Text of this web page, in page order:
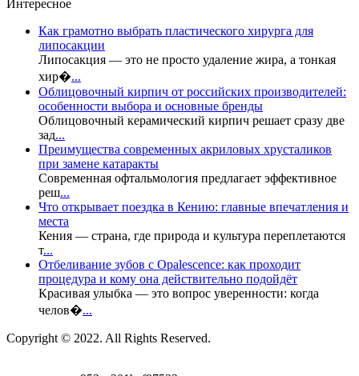
Интересное
Как грамотно выбрать пластического хирурга для
липосакции
Липосакция — это не просто удаление жира, а тонкая
хир�...
Облицовочный кирпич от российских производителей:
особенности выбора и основные бренды
Облицовочный керамический кирпич решает сразу две
зад...
Преимущества современных акриловых хрусталиков
при замене катаракты
Современная офтальмология предлагает эффективное
реш...
Что открывает поездка в Кению: главные впечатления и
места
Кения — страна, где природа и культура переплетаются
т...
Отбеливание зубов с Opalescence: как проходит
процедура и кому она действительно подойдёт
Красивая улыбка — это вопрос уверенности: когда
челов�...
Copyright © 2022. All Rights Reserved.